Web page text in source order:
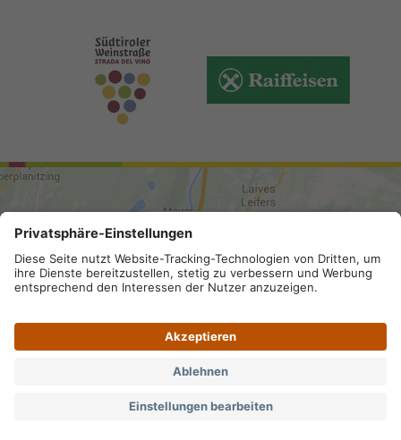
ANREISE
Impressum . Privacy
SDI-Kodex: A4RZ960